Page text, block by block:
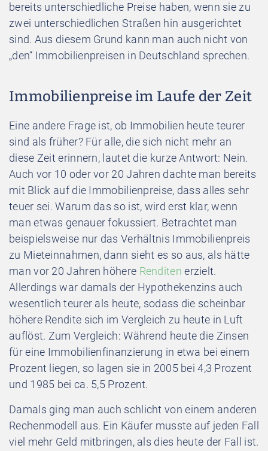
bereits unterschiedliche Preise haben, wenn sie zu
zwei unterschiedlichen Straßen hin ausgerichtet
sind. Aus diesem Grund kann man auch nicht von
„den“ Immobilienpreisen in Deutschland sprechen.
Immobilienpreise im Laufe der Zeit
Eine andere Frage ist, ob Immobilien heute teurer
sind als früher? Für alle, die sich nicht mehr an
diese Zeit erinnern, lautet die kurze Antwort: Nein.
Auch vor 10 oder vor 20 Jahren dachte man bereits
mit Blick auf die Immobilienpreise, dass alles sehr
teuer sei. Warum das so ist, wird erst klar, wenn
man etwas genauer fokussiert. Betrachtet man
beispielsweise nur das Verhältnis Immobilienpreis
zu Mieteinnahmen, dann sieht es so aus, als hätte
man vor 20 Jahren höhere Renditen erzielt.
Allerdings war damals der Hypothekenzins auch
wesentlich teurer als heute, sodass die scheinbar
höhere Rendite sich im Vergleich zu heute in Luft
auflöst. Zum Vergleich: Während heute die Zinsen
für eine Immobilienfinanzierung in etwa bei einem
Prozent liegen, so lagen sie in 2005 bei 4,3 Prozent
und 1985 bei ca. 5,5 Prozent.
Damals ging man auch schlicht von einem anderen
Rechenmodell aus. Ein Käufer musste auf jeden Fall
viel mehr Geld mitbringen, als dies heute der Fall ist.